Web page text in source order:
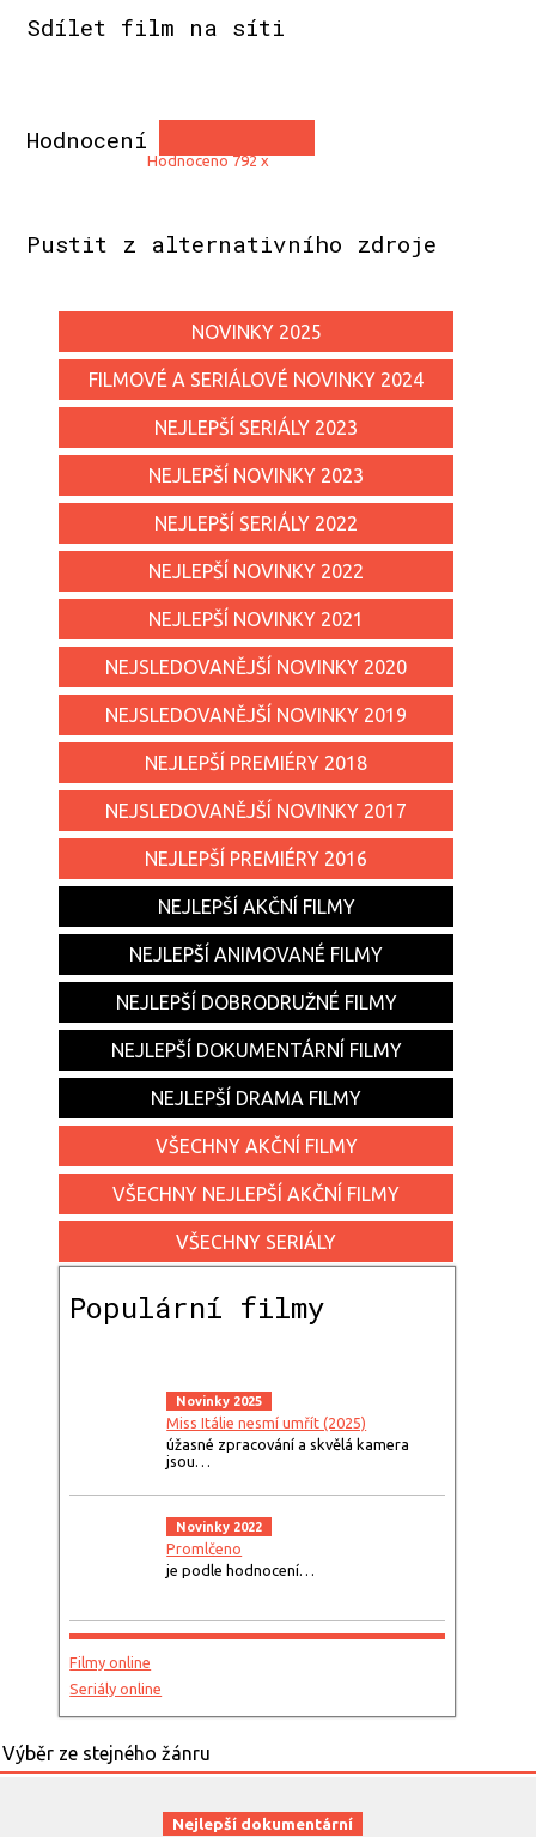
Sdílet film na síti
Hodnocení
Hodnoceno 792 x
Pustit z alternativního zdroje
NOVINKY 2025
FILMOVÉ A SERIÁLOVÉ NOVINKY 2024
NEJLEPŠÍ SERIÁLY 2023
NEJLEPŠÍ NOVINKY 2023
NEJLEPŠÍ SERIÁLY 2022
NEJLEPŠÍ NOVINKY 2022
NEJLEPŠÍ NOVINKY 2021
NEJSLEDOVANĚJŠÍ NOVINKY 2020
NEJSLEDOVANĚJŠÍ NOVINKY 2019
NEJLEPŠÍ PREMIÉRY 2018
NEJSLEDOVANĚJŠÍ NOVINKY 2017
NEJLEPŠÍ PREMIÉRY 2016
NEJLEPŠÍ AKČNÍ FILMY
NEJLEPŠÍ ANIMOVANÉ FILMY
NEJLEPŠÍ DOBRODRUŽNÉ FILMY
NEJLEPŠÍ DOKUMENTÁRNÍ FILMY
NEJLEPŠÍ DRAMA FILMY
VŠECHNY AKČNÍ FILMY
VŠECHNY NEJLEPŠÍ AKČNÍ FILMY
VŠECHNY SERIÁLY
Populární filmy
Novinky 2025
Miss Itálie nesmí umřít (2025)
úžasné zpracování a skvělá kamera
jsou…
Novinky 2022
Promlčeno
je podle hodnocení…
Filmy online
Seriály online
Nejlepší dokumentární